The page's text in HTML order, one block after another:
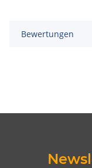
Bewertungen